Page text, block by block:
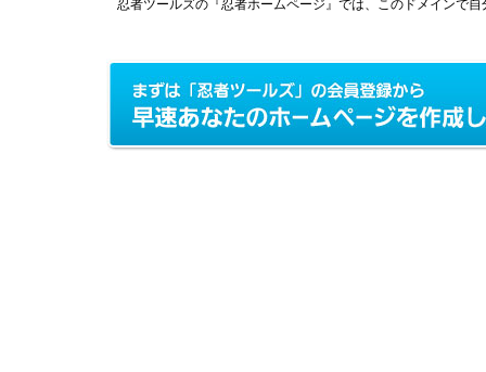
忍者ツールズの『忍者ホームページ』では、このドメインで